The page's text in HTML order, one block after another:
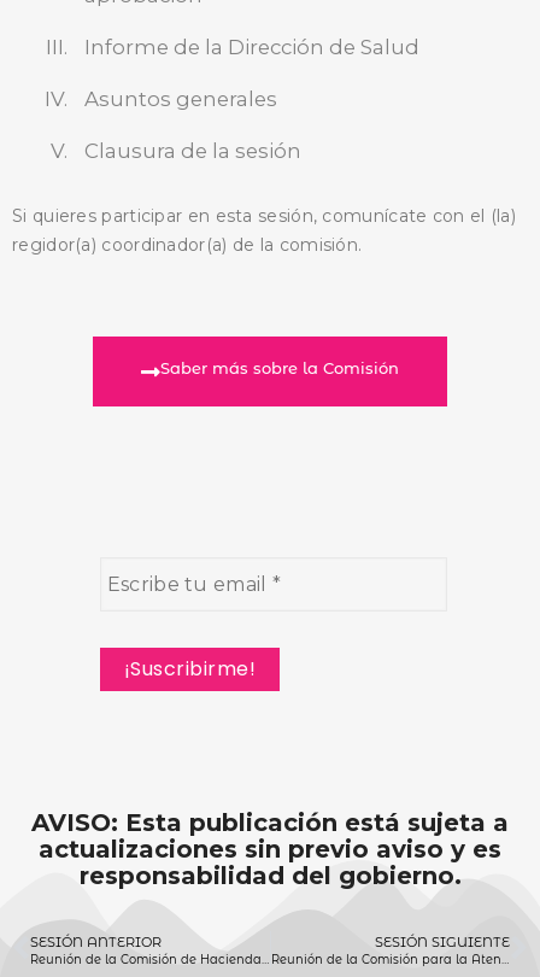
Informe de la Dirección de Salud
Asuntos generales
Clausura de la sesión
Si quieres participar en esta sesión, comunícate con el (la)
regidor(a) coordinador(a) de la comisión.
Saber más sobre la Comisión
AVISO: Esta publicación está sujeta a
actualizaciones sin previo aviso y es
responsabilidad del gobierno.
SESIÓN ANTERIOR SESIÓN SIGUIENTE